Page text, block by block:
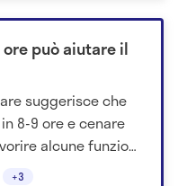
+3
può aiutare il
suggerisce che
8-9 ore e cenare
alcune funzioni
50.